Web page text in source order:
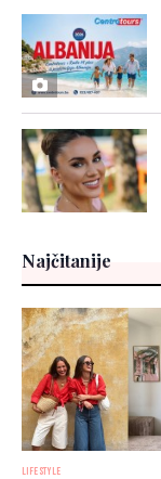
Najčitanije
LIFESTYLE